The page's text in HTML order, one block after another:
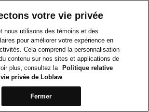
votre vie privée
nous utilisons des témoins et des
pour améliorer votre expérience en
Cela comprend la personnalisation
contenu sur nos sites et applications de
plus, consultez la
Politique relative
privée de Loblaw
Fermer